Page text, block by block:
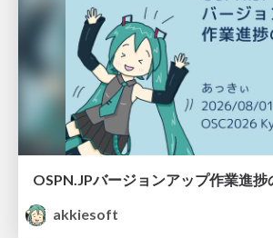
akkiesoft